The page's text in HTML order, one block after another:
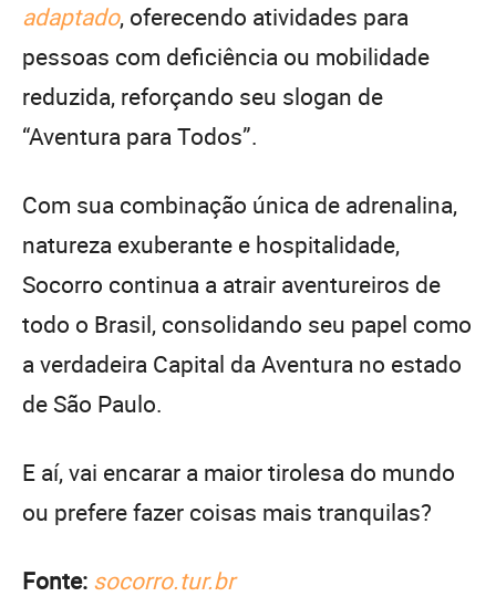
adaptado, oferecendo atividades para
pessoas com deficiência ou mobilidade
reduzida, reforçando seu slogan de
“Aventura para Todos”.
Com sua combinação única de adrenalina,
natureza exuberante e hospitalidade,
Socorro continua a atrair aventureiros de
todo o Brasil, consolidando seu papel como
a verdadeira Capital da Aventura no estado
de São Paulo.
E aí, vai encarar a maior tirolesa do mundo
ou prefere fazer coisas mais tranquilas?
Fonte: socorro.tur.br